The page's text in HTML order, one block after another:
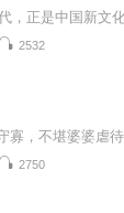
2532
2750